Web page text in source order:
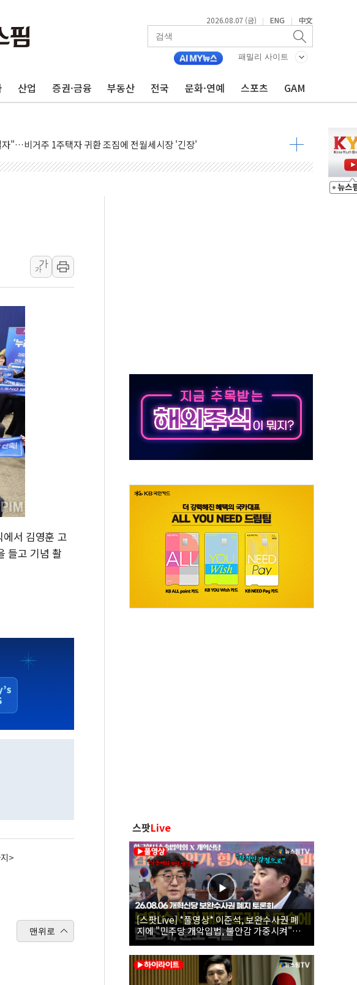
2026.08.07 (금) | ENG | 中文
패밀리 사이트
산업 증권·금융 부동산 전국 문화·연예 스포츠 GAM
조만간 끝날 것"…군수품 부족설 일축 "막대한 무기 보유"
"…비거주 1주택자 귀환 조짐에 전월세시장 '긴장'
고가 1주택자…맞교환·재매수·다운사이징 '저울질'
·금리 부담에 하락…다우 5거래일 랠리 '마침표'
부동산 정책 점검 2차 회의…주택 공급 대책 막바지 조율할 듯
정] 8월 7일(금)
정] 상임위·세미나·기자회견·주요 정당 - 8월 7일
엘 선박 호르무즈 통항 제한 추진…美 "통행 막을 권한 없어"
조한 실적 소화하며 대부분 상승… "2분기 기업 순이익 21% 증가" 전망
방 "러, 우크라 드론으로 나토 회원국 공격 검토… 거짓 깃발 작전"
리콘밸리서 젠슨 황 재회…로봇·AI 데이터센터·모빌리티 구체화
전 특징주...모더나·아이온큐·도어대시↑ VS 샌디스크·피그마·앱러빈↓
업이익 N% 성과급 반대…상법·자본시장법 개정 논의"
뷰, 미 주가선물 AI주 차익실현 속 혼조세...웨스턴디지털·샌디스크↓
거리 탄도미사일 발사에 긴급 안보 점검회의
최고…美 고용 둔화·호르무즈 재개방 기대에 강세
가
가
서 김영훈 고
들고 기념 촬
>
맨위로
스팟Live
[스팟Live] *풀영상* 이준석, 보완수사권 폐
지에 "민주당 개악입법, 불안감 가중시켜"｜
26.08.06 개혁신당 보완수사권 폐지 토론회